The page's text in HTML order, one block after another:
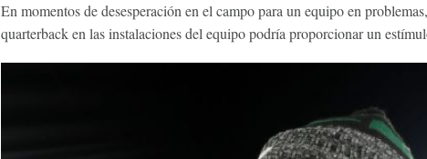
En momentos de desesperación en el campo para un equipo en
quarterback en las instalaciones del equipo podría proporcionar un